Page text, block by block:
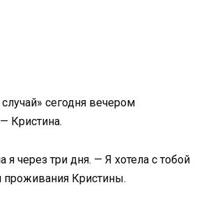
сегодня вечером
Кристина.
я через три дня. — Я хотела с тобой
проживания Кристины.